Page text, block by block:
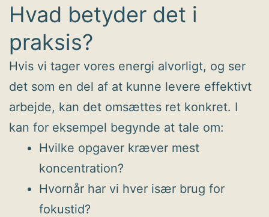
Hvad betyder det i
praksis?
Hvis vi tager vores energi alvorligt, og ser
det som en del af at kunne levere effektivt
arbejde, kan det omsættes ret konkret. I
kan for eksempel begynde at tale om:
Hvilke opgaver kræver mest
koncentration?
Hvornår har vi hver især brug for
fokustid?